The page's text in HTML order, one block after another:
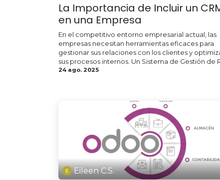
La Importancia de Incluir un
en una Empresa
En el competitivo entorno empresarial actual, las
empresas necesitan herramientas eficaces para
gestionar sus relaciones con los clientes y
sus procesos internos. Un Sistema de Gestión de
24 ago. 2025
Eileen C.S.